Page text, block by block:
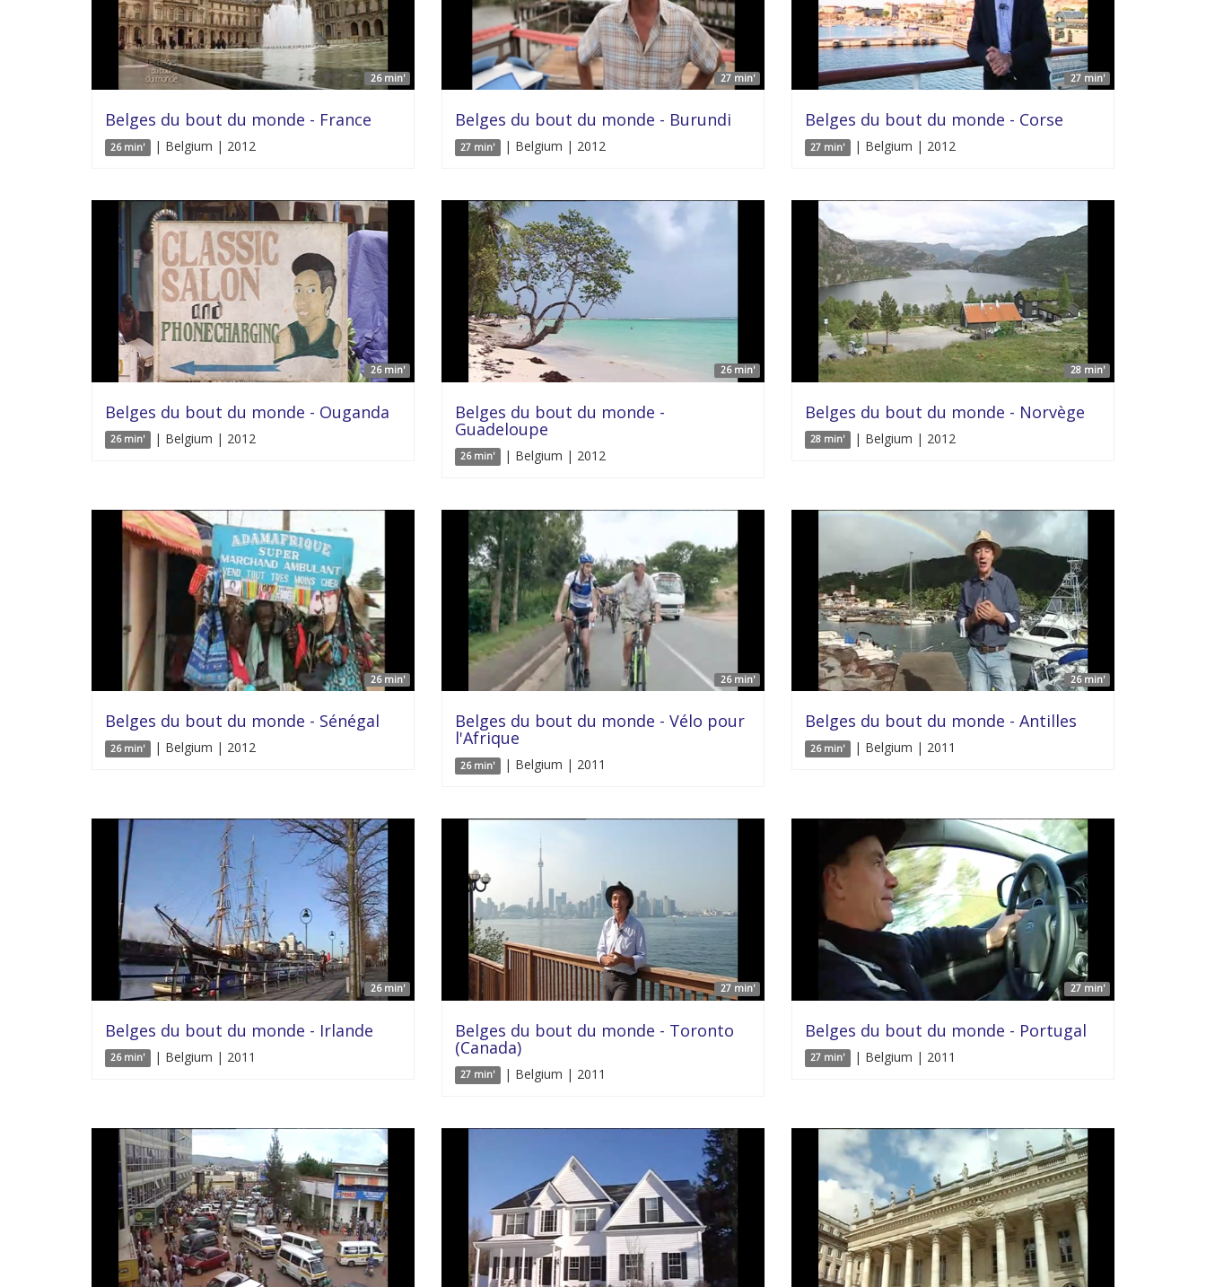
26 min'
Belges du bout du monde - France
26 min' | Belgium | 2012
27 min'
Belges du bout du monde - Burundi
27 min' | Belgium | 2012
27 min'
Belges du bout du monde - Corse
27 min' | Belgium | 2012
26 min'
Belges du bout du monde - Ouganda
26 min' | Belgium | 2012
26 min'
Belges du bout du monde -
Guadeloupe
26 min' | Belgium | 2012
28 min'
Belges du bout du monde - Norvège
28 min' | Belgium | 2012
26 min'
Belges du bout du monde - Sénégal
26 min' | Belgium | 2012
26 min'
Belges du bout du monde - Vélo pour
l'Afrique
26 min' | Belgium | 2011
26 min'
Belges du bout du monde - Antilles
26 min' | Belgium | 2011
26 min'
Belges du bout du monde - Irlande
26 min' | Belgium | 2011
27 min'
Belges du bout du monde - Toronto
(Canada)
27 min' | Belgium | 2011
27 min'
Belges du bout du monde - Portugal
27 min' | Belgium | 2011